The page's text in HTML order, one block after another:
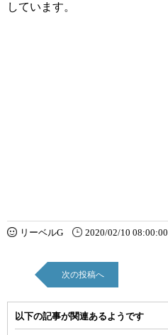
しています。
リーベルG 2020/02/10 08:00:00
次の投稿へ
以下の記事が関連あるようです